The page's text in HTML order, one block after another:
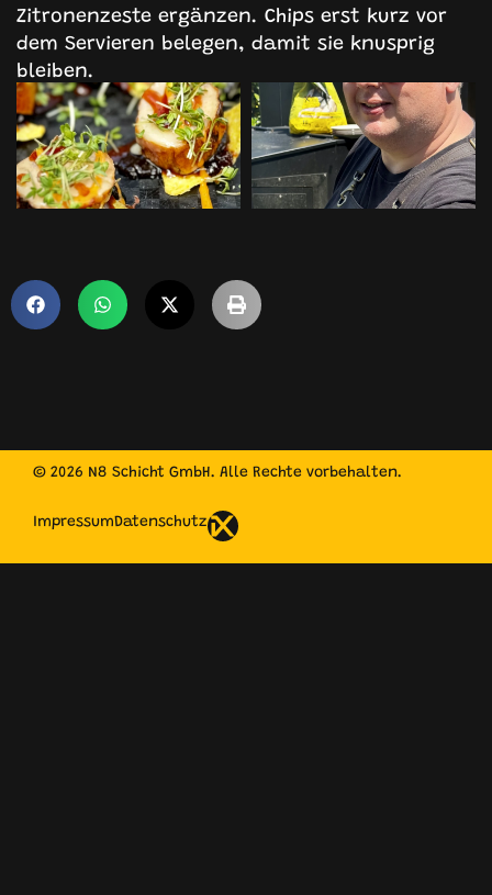
Zitronenzeste ergänzen. Chips erst kurz vor
dem Servieren belegen, damit sie knusprig
bleiben.
© 2026 N8 Schicht GmbH. Alle Rechte vorbehalten.
ImpressumDatenschutz